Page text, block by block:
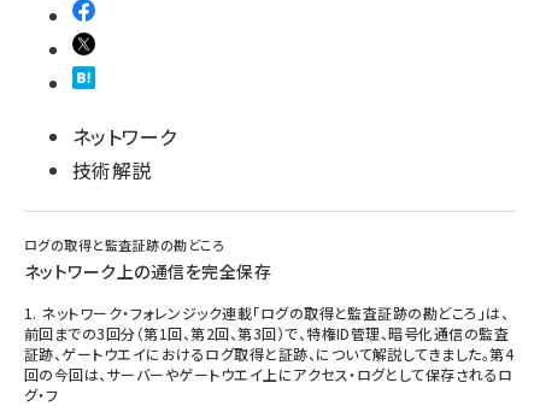
ネットワーク
技術解説
ログの取得と監査証跡の勘どころ
ネットワーク上の通信を完全保存
1. ネットワーク・フォレンジック連載「ログの取得と監査証跡の勘どころ」は、
前回までの3回分（第1回、第2回、第3回）で、特権ID管理、暗号化通信の監査
証跡、ゲートウエイにおけるログ取得と証跡、について解説してきました。第4
回の今回は、サーバーやゲートウエイ上にアクセス・ログとして保存されるロ
グ・フ